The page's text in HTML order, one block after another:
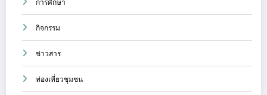
การศึกษา
กิจกรรม
ข่าวสาร
ท่องเที่ยวชุมชน